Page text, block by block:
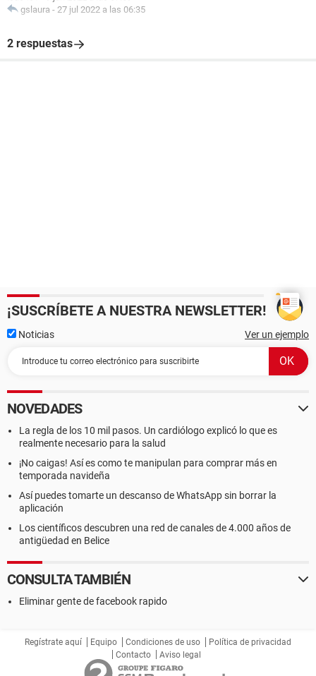
gslaura - 27 jul 2022 a las 06:35
2 respuestas
¡SUSCRÍBETE A NUESTRA NEWSLETTER!
Noticias Ver un ejemplo
NOVEDADES
La regla de los 10 mil pasos. Un cardiólogo explicó lo que es
realmente necesario para la salud
¡No caigas! Así es como te manipulan para comprar más en
temporada navideña
Así puedes tomarte un descanso de WhatsApp sin borrar la
aplicación
Los científicos descubren una red de canales de 4.000 años de
antigüedad en Belice
CONSULTA TAMBIÉN
Eliminar gente de facebook rapido
Regístrate aquí Equipo Condiciones de uso
Política de privacidad
Contacto
Aviso legal